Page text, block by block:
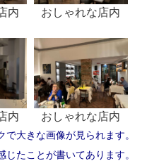
内 おしゃれな店内
内 おしゃれな店内
で大きな画像が見られます。
たことが書いてあります。